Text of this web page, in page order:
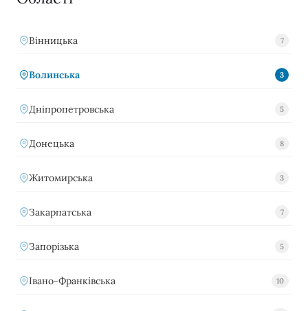
Вінницька 7
Волинська 3
Дніпропетровська 5
Донецька 8
Житомирська 3
Закарпатська 7
Запорізька 5
Івано-Франківська 10